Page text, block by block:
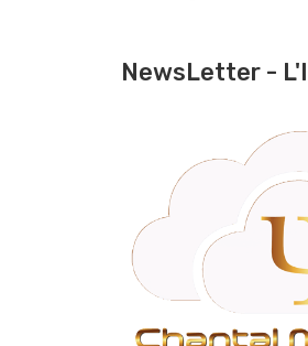
NewsLetter -